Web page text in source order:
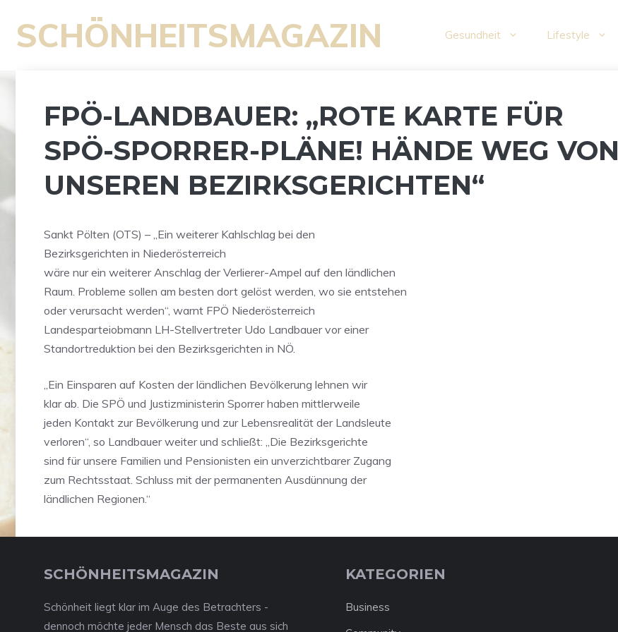
Inhalt
springen
SCHÖNHEITSMAGAZIN Gesundheit Lifestyle
FPÖ-LANDBAUER: „ROTE KARTE FÜR
SPÖ-SPORRER-PLÄNE! HÄNDE WEG VON
UNSEREN BEZIRKSGERICHTEN“
Sankt Pölten (OTS) – „Ein weiterer Kahlschlag bei den
Bezirksgerichten in Niederösterreich
wäre nur ein weiterer Anschlag der Verlierer-Ampel auf den ländlichen
Raum. Probleme sollen am besten dort gelöst werden, wo sie entstehen
oder verursacht werden“, warnt FPÖ Niederösterreich
Landesparteiobmann LH-Stellvertreter Udo Landbauer vor einer
Standortreduktion bei den Bezirksgerichten in NÖ.
„Ein Einsparen auf Kosten der ländlichen Bevölkerung lehnen wir
klar ab. Die SPÖ und Justizministerin Sporrer haben mittlerweile
jeden Kontakt zur Bevölkerung und zur Lebensrealität der Landsleute
verloren“, so Landbauer weiter und schließt: „Die Bezirksgerichte
sind für unsere Familien und Pensionisten ein unverzichtbarer Zugang
zum Rechtsstaat. Schluss mit der permanenten Ausdünnung der
ländlichen Regionen.“
SCHÖNHEITSMAGAZIN
Schönheit liegt klar im Auge des Betrachters -
dennoch möchte jeder Mensch das Beste aus sich
KATEGORIEN
Business